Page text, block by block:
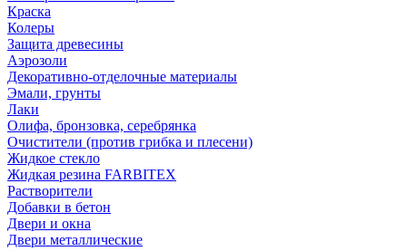
Краска
Колеры
Защита древесины
Аэрозоли
Декоративно-отделочные материалы
Эмали, грунты
Лаки
Олифа, бронзовка, серебрянка
Очистители (против грибка и плесени)
Жидкое стекло
Жидкая резина FARBITEX
Растворители
Добавки в бетон
Двери и окна
Двери металлические